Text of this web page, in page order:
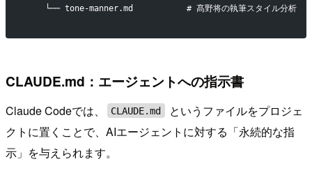
    └── tone-manner.md           # 髙野将の執筆スタイル分析
CLAUDE.md：エージェントへの指示書
Claude Codeでは、 CLAUDE.md
というファイルをプロジェ
クトに置くことで、AIエージェントに対する「永続的な指
示」を与えられます。